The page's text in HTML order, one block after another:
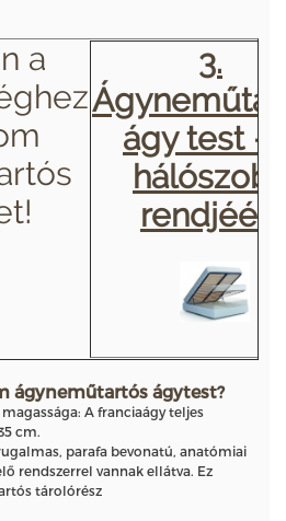
a
3.
ágy test –
rendjéért
ágyneműtartós ágytest?
A franciaágy teljes
cm.
parafa bevonatú, anatómiai
rendszerrel vannak ellátva. Ez
tárolórész